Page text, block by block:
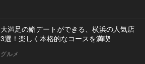
大満足の鮨デートができる、横浜の人気店
3選！楽しく本格的なコースを満喫
グルメ